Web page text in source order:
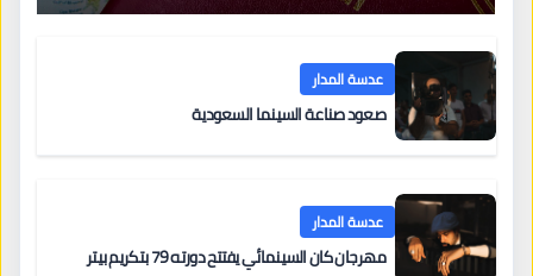
عدسة المدار
صعود صناعة السينما السعودية
عدسة المدار
مهرجان كان السينمائي يفتتح دورته 79 بتكريم بيتر